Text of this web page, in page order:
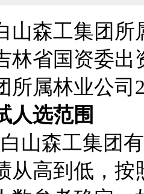
工集团所属
国资委出资
所属林业公
人选范围
森工集团有
从高到低，按